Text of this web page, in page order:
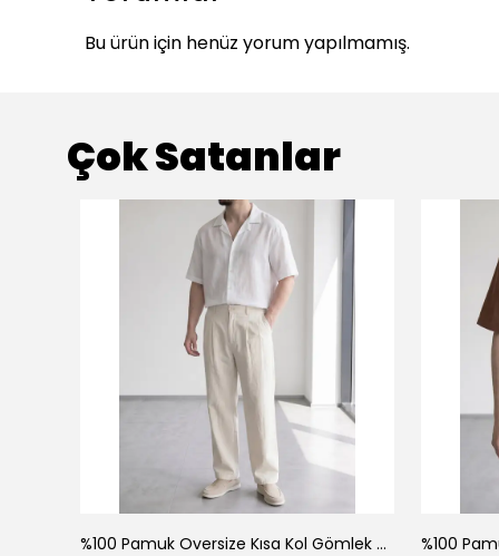
Bu ürün için henüz yorum yapılmamış.
Çok Satanlar
%100 Pamuk Oversize Kısa Kol Gömlek - Beyaz